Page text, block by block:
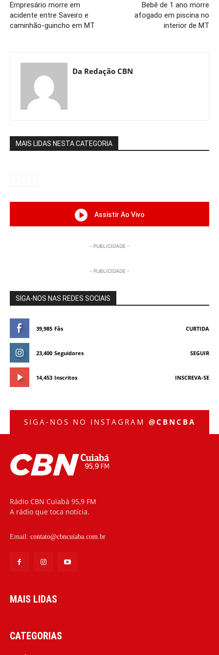
Empresário morre em
acidente entre Saveiro e
caminhão-guincho em MT
Bebê de 1 ano morre
afogado em piscina no
interior de MT
Da Redação CBN
MAIS LIDAS NESTA CATEGORIA
Assistir Ao Vivo
- PUBLICIDADE -
- PUBLICIDADE -
SIGA-NOS NAS REDES SOCIAIS
39,985 Fãs CURTIDA
23,400 Seguidores SEGUIR
14,453 Inscritos INSCREVA-SE
SIGA-NOS NO INSTAGRAM @CBNCBA
Rádio CBN Cuiabá 95,9 FM
A rádio que toca notícia.
Email: contato@cbncuiaba.com.br
MAIS LIDAS
CATEGORIAS